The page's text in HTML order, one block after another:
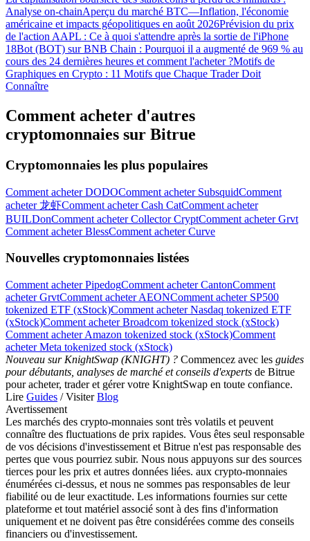
l'application Bitrue
Analyse on-chainAperçu du marché BTC—Inflation, l'économie
américaine et impacts géopolitiques en août 2026Prévision du prix
de l'action AAPL : Ce à quoi s'attendre après la sortie de l'iPhone
18Bot (BOT) sur BNB Chain : Pourquoi il a augmenté de 969 % au
cours des 24 dernières heures et comment l'acheter ?Motifs de
Graphiques en Crypto : 11 Motifs que Chaque Trader Doit
Connaître
Comment acheter d'autres
cryptomonnaies sur Bitrue
Cryptomonnaies les plus populaires
Comment acheter DODOComment acheter SubsquidComment
acheter 龙虾Comment acheter Cash CatComment acheter
BUILDonComment acheter Collector CryptComment acheter Grvt
Comment acheter BlessComment acheter Curve
Nouvelles cryptomonnaies listées
Comment acheter PipedogComment acheter CantonComment
acheter GrvtComment acheter AEONComment acheter SP500
tokenized ETF (xStock)Comment acheter Nasdaq tokenized ETF
(xStock)Comment acheter Broadcom tokenized stock (xStock)
Comment acheter Amazon tokenized stock (xStock)Comment
acheter Meta tokenized stock (xStock)
Nouveau sur KnightSwap (KNIGHT) ? Commencez avec les guides
pour débutants, analyses de marché et conseils d'experts de Bitrue
pour acheter, trader et gérer votre KnightSwap en toute confiance.
Lire Guides / VisiterBlog
Avertissement
Les marchés des crypto-monnaies sont très volatils et peuvent
connaître des fluctuations de prix rapides. Vous êtes seul responsable
de vos décisions d'investissement et Bitrue n'est pas responsable des
pertes que vous pourriez subir. Nous nous appuyons sur des sources
tierces pour les prix et autres données liées. aux crypto-monnaies
énumérées ci-dessus, et nous ne sommes pas responsables de leur
fiabilité ou de leur exactitude. Les informations fournies sur cette
plateforme et tout matériel associé sont à des fins d'information
uniquement et ne doivent pas être considérées comme des conseils
financiers ou d'investissement.